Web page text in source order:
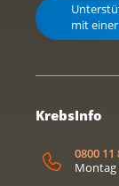
mit
KrebsInfo
0800 11
Montag